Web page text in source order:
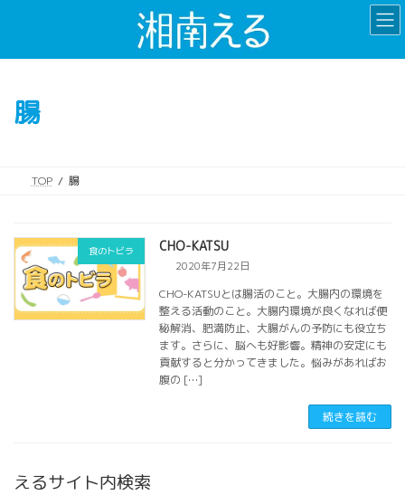
腸
TOP 腸
食のトビラ CHO-KATSU
2020年7月22日
CHO-KATSUとは腸活のこと。大腸内の環境を
整える活動のこと。大腸内環境が良くなれば便
秘解消、肥満防止、大腸がんの予防にも役立ち
ます。さらに、脳へも好影響。精神の安定にも
貢献すると分かってきました。悩みがあればお
腹の […]
続きを読む
えるサイト内検索